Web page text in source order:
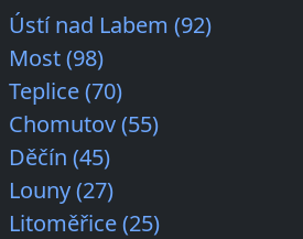
Ústí nad Labem (92)
Most (98)
Teplice (70)
Chomutov (55)
Děčín (45)
Louny (27)
Litoměřice (25)